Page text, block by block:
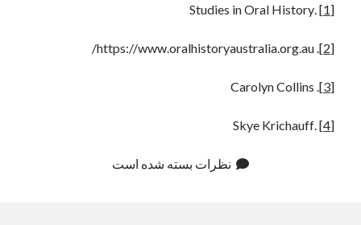
[1]
.Studies in Oral History
[2]
. https://www.oralhistoryaustralia.org.au/
[3]
[4]
.Skye Krichauff
نظرات بسته شده است